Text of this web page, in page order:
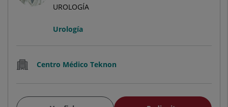
UROLOGÍA
Urología
Centro Médico Teknon